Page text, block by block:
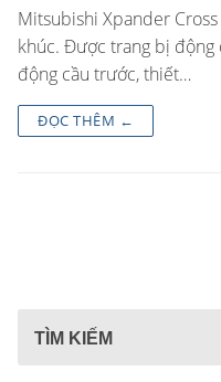
Mitsubishi Xpander
khúc. Được trang bị động
động cầu trước, thiết…
ĐỌC THÊM ←
TÌM KIẾM